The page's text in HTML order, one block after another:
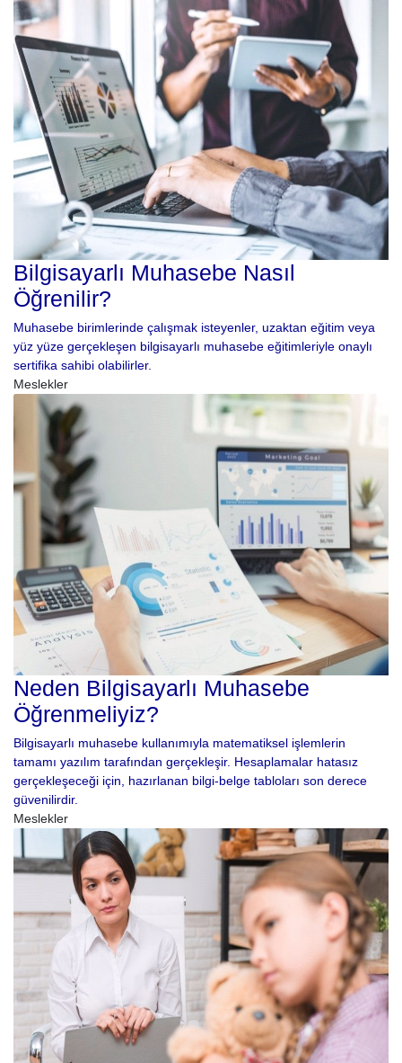
Bilgisayarlı Muhasebe Nasıl
Öğrenilir?
Muhasebe birimlerinde çalışmak isteyenler, uzaktan eğitim veya
yüz yüze gerçekleşen bilgisayarlı muhasebe eğitimleriyle onaylı
sertifika sahibi olabilirler.
Meslekler
Neden Bilgisayarlı Muhasebe
Öğrenmeliyiz?
Bilgisayarlı muhasebe kullanımıyla matematiksel işlemlerin
tamamı yazılım tarafından gerçekleşir. Hesaplamalar hatasız
gerçekleşeceği için, hazırlanan bilgi-belge tabloları son derece
güvenilirdir.
Meslekler